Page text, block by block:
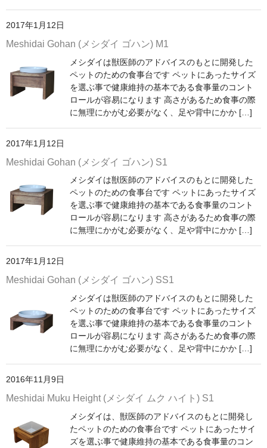
2017年1月12日
Meshidai Gohan (メシダイ ゴハン) M1
メシダイは獣医師のアドバイスのもとに開発した
ペットのための食事台です ペットにあったサイズ
を選ぶ事で健康維持の基本である食事量のコント
ロールが容易になります 高さがあるため食事の際
に無理にかがむ必要がなく、足や背中にかか […]
2017年1月12日
Meshidai Gohan (メシダイ ゴハン) S1
メシダイは獣医師のアドバイスのもとに開発した
ペットのための食事台です ペットにあったサイズ
を選ぶ事で健康維持の基本である食事量のコント
ロールが容易になります 高さがあるため食事の際
に無理にかがむ必要がなく、足や背中にかか […]
2017年1月12日
Meshidai Gohan (メシダイ ゴハン) SS1
メシダイは獣医師のアドバイスのもとに開発した
ペットのための食事台です ペットにあったサイズ
を選ぶ事で健康維持の基本である食事量のコント
ロールが容易になります 高さがあるため食事の際
に無理にかがむ必要がなく、足や背中にかか […]
2016年11月9日
Meshidai Muku Height (メシダイ ムク ハイト) S1
メシダイは、獣医師のアドバイスのもとに開発し
たペットのための食事台です ペットにあったサイ
ズを選ぶ事で健康維持の基本である食事量のコン